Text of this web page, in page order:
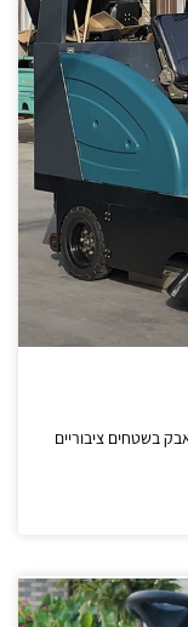
בשטחים ציבוריים